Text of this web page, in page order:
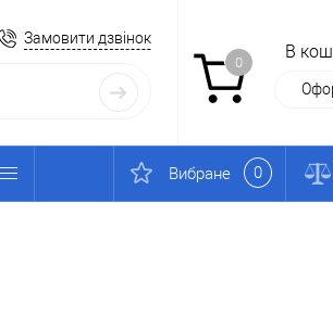
Замовити дзвінок
0
В
Вибране 0